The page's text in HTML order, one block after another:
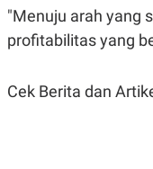
A
N
T
U
S
JARINGAN
"Menuju arah yang
profitabilitas yang
Cek Berita dan